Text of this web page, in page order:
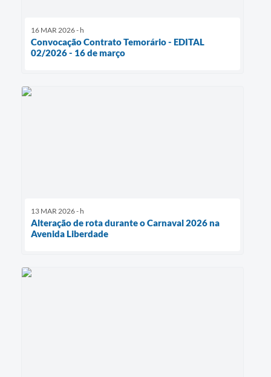
16 MAR 2026 - h
Convocação Contrato Temorário - EDITAL
02/2026 - 16 de março
13 MAR 2026 - h
Alteração de rota durante o Carnaval 2026 na
Avenida Liberdade